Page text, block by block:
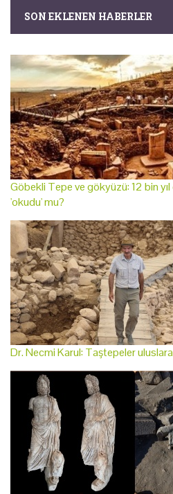
SON EKLENEN HABERLER
Göbekli Tepe ve gökyüzü: 12 bin yıl
'okudu' mu?
Dr. Necmi Karul: Taştepeler